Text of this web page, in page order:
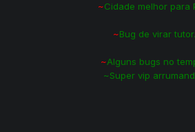
~Cidade melhor para
~Bug de virar tutor.
~Alguns bugs no
~Super vip